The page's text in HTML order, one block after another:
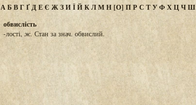
АБВГҐДЕЄ ЖЗИЇЙКЛМН[О] ПРС ТУФХЦЧШ
обвислість
-лості, ж. Стан за знач. обвислий.